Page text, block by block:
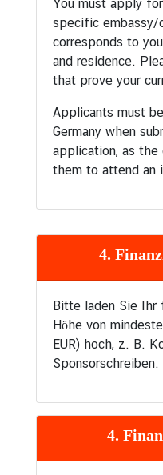
You must apply
specific embassy/
corresponds to
and residence.
that prove your
Applicants must
Germany when
application, as the
them to attend an
4.
Bitte laden Sie Ihr
Höhe von
EUR) hoch, z. B.
Sponsorschreiben.
4.